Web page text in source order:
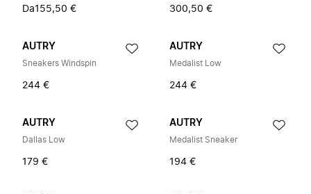
Da155,50 € 300,50 €
AUTRY
Sneakers Windspin
244 €
AUTRY
Medalist Low
244 €
AUTRY
Dallas Low
179 €
AUTRY
Medalist Sneaker
194 €